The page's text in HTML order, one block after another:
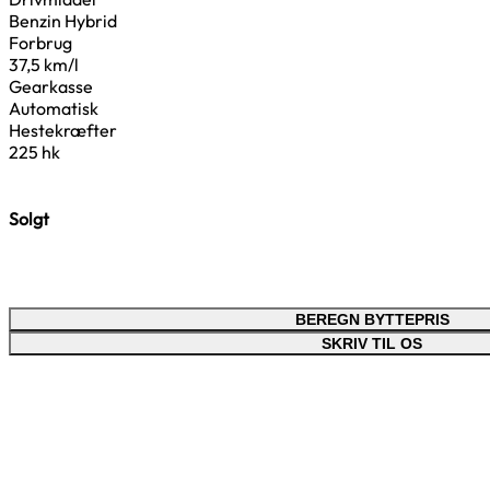
Benzin Hybrid
Forbrug
37,5 km/l
Gearkasse
Automatisk
Hestekræfter
225 hk
Solgt
BEREGN BYTTEPRIS
SKRIV TIL OS